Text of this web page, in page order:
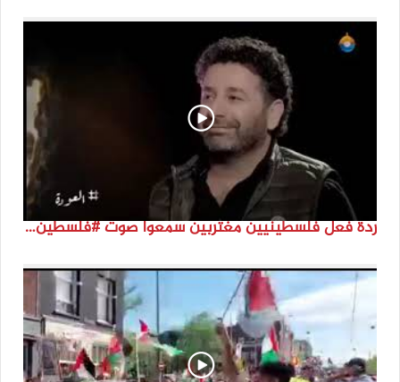
ردة فعل فلسطينيين مغتربين سمعوا صوت #فلسطين لأول مرة #نتماء2022 #القدس_موعدنا #النكبة74